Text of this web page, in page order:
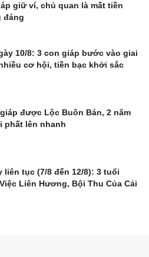
giữ ví, chủ quan là mất tiền
đáng
10/8: 3 con giáp bước vào giai
cơ hội, tiền bạc khởi sắc
được Lộc Buôn Bán, 2 năm
phất lên nhanh
liên tục (7/8 đến 12/8): 3 tuổi
Liên Hương, Bội Thu Của Cải